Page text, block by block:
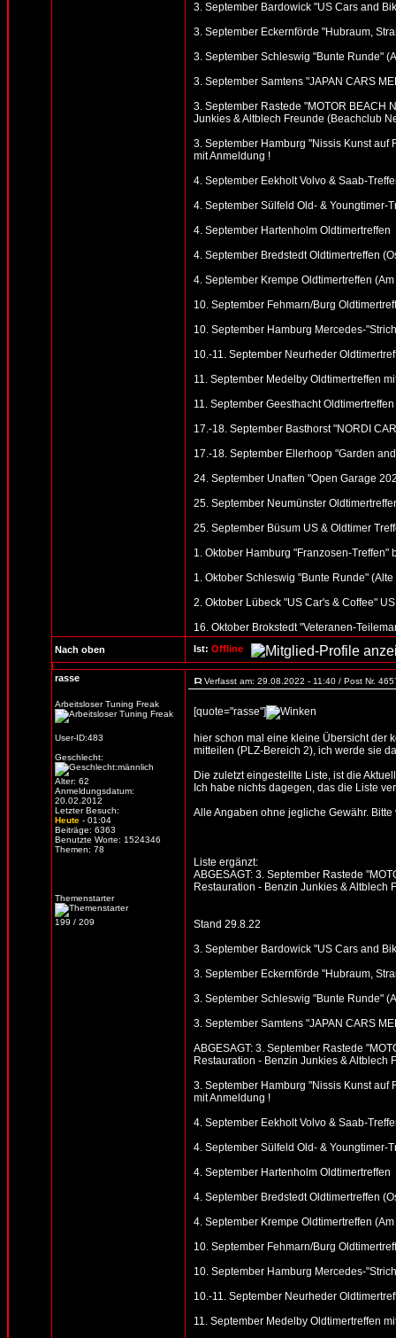
3. September Bardowick "US Cars and
3. September Eckernförde "Hubraum,
3. September Schleswig "Bunte Runde"
3. September Samtens "JAPAN CARS
3. September Rastede "MOTOR BEACH
Junkies & Altblech Freunde (Beachclub
3. September Hamburg "Nissis Kunst auf
mit Anmeldung !
4. September Eekholt Volvo & Saab-
4. September Sülfeld Old- & Youngtimer-
4. September Hartenholm Oldtimertreffen
4. September Bredstedt Oldtimertreffen
4. September Krempe Oldtimertreffen
10. September Fehmarn/Burg
10. September Hamburg Mercedes-
10.-11. September Neurheder
11. September Medelby Oldtimertreffen
11. September Geesthacht
17.-18. September Basthorst "NORDI
17.-18. September Ellerhoop "Garden
24. September Unaften "Open Garage
25. September Neumünster
25. September Büsum US & Oldtimer
1. Oktober Hamburg "Franzosen-
1. Oktober Schleswig "Bunte Runde"
2. Oktober Lübeck "US Car's & Coffee"
16. Oktober Brokstedt "Veteranen-
Nach oben Ist: Offline
rasse
Arbeitsloser Tuning Freak
User-ID:483
Geschlecht:
Alter: 62
Anmeldungsdatum:
20.02.2012
Letzter Besuch:
Heute - 01:04
Beiträge: 6363
Benutzte Worte: 1524346
Themen: 78
Themenstarter
199 / 209
Verfasst am: 29.08.2022 - 11:40 / Post Nr.
[quote="rasse"]
hier schon mal eine kleine Übersicht der
mitteilen (PLZ-Bereich 2), ich werde sie
Die zuletzt eingestellte Liste, ist die
Ich habe nichts dagegen, das die Liste
Alle Angaben ohne jegliche Gewähr.
Liste ergänzt:
ABGESAGT: 3. September Rastede
Restauration - Benzin Junkies & Altblech
Stand 29.8.22
3. September Bardowick "US Cars and
3. September Eckernförde "Hubraum,
3. September Schleswig "Bunte Runde"
3. September Samtens "JAPAN CARS
ABGESAGT: 3. September Rastede
Restauration - Benzin Junkies & Altblech
3. September Hamburg "Nissis Kunst auf
mit Anmeldung !
4. September Eekholt Volvo & Saab-
4. September Sülfeld Old- & Youngtimer-
4. September Hartenholm Oldtimertreffen
4. September Bredstedt Oldtimertreffen
4. September Krempe Oldtimertreffen
10. September Fehmarn/Burg
10. September Hamburg Mercedes-
10.-11. September Neurheder
11. September Medelby Oldtimertreffen